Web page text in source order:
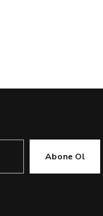
Abone Ol